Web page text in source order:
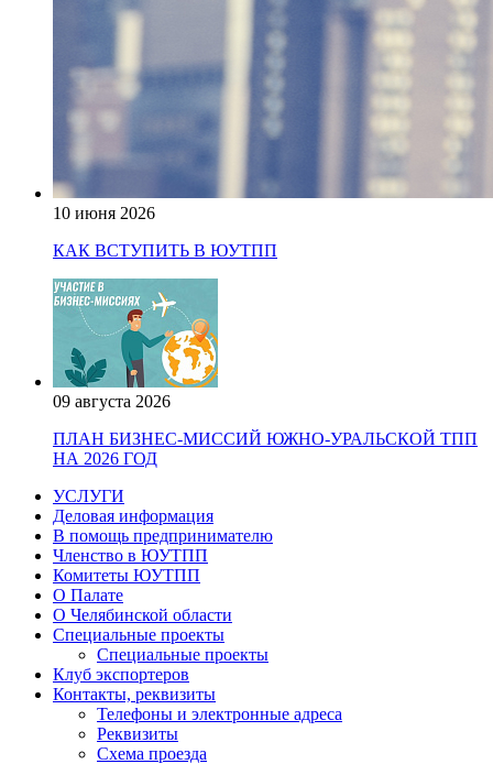
10 июня 2026
КАК ВСТУПИТЬ В ЮУТПП
09 августа 2026
ПЛАН БИЗНЕС-МИССИЙ ЮЖНО-УРАЛЬСКОЙ ТПП
НА 2026 ГОД
УСЛУГИ
Деловая информация
В помощь предпринимателю
Членство в ЮУТПП
Комитеты ЮУТПП
О Палате
О Челябинской области
Специальные проекты
Специальные проекты
Клуб экспортеров
Контакты, реквизиты
Телефоны и электронные адреса
Реквизиты
Схема проезда